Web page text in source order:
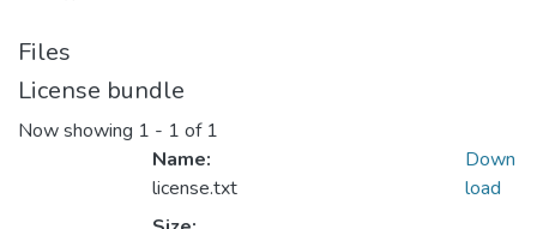
Files
License bundle
Now showing 1 - 1 of 1
Name:
license.txt
Down
load